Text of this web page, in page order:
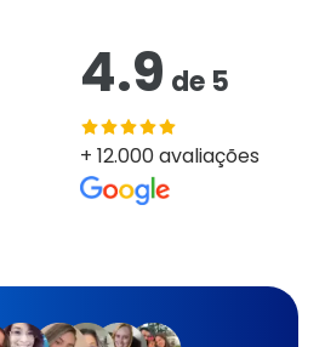
4.9 de 5
+ 12.000 avaliações